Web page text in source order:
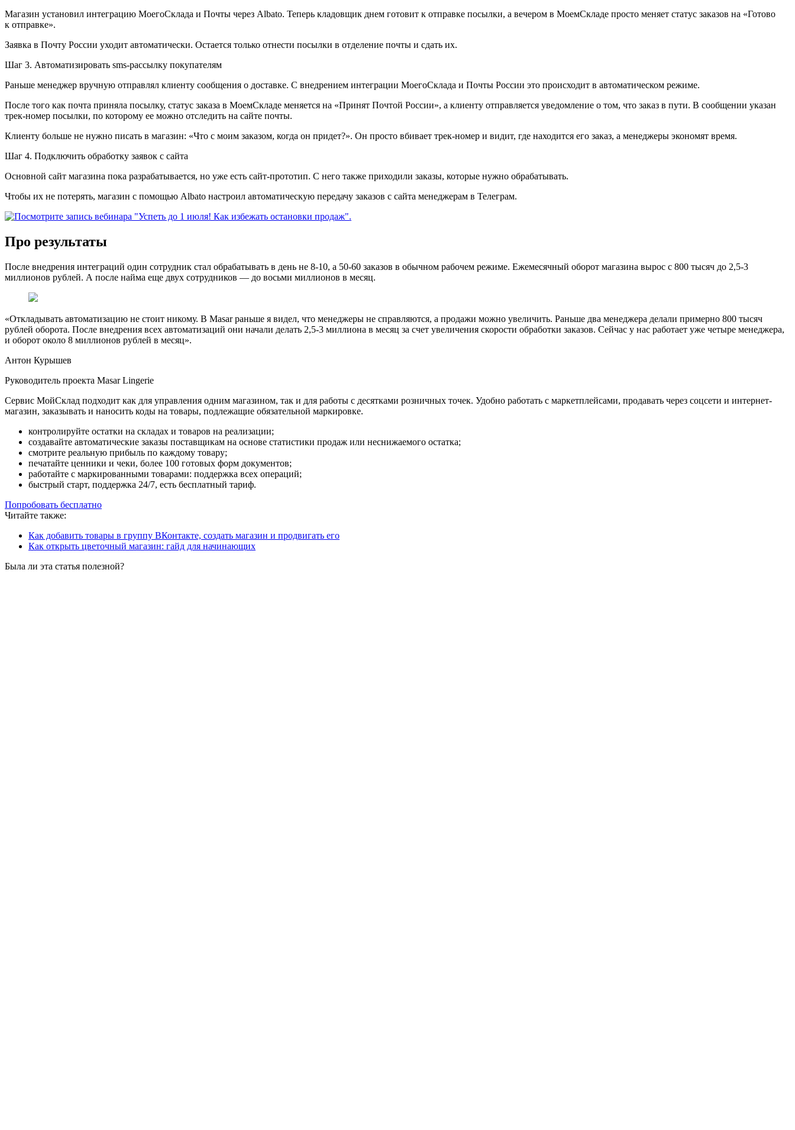
Магазин установил интеграцию МоегоСклада и Почты через Albato. Теперь кладовщик днем готовит к отправке посылки, а вечером в МоемСкладе просто меняет статус заказов на «Готово
к отправке».
Заявка в Почту России уходит автоматически. Остается только отнести посылки в отделение почты и сдать их.
Шаг 3. Автоматизировать sms-рассылку покупателям
Раньше менеджер вручную отправлял клиенту сообщения о доставке. С внедрением интеграции МоегоСклада и Почты России это происходит в автоматическом режиме.
После того как почта приняла посылку, статус заказа в МоемСкладе меняется на «Принят Почтой России», а клиенту отправляется уведомление о том, что заказ в пути. В сообщении указан
трек-номер посылки, по которому ее можно отследить на сайте почты.
Клиенту больше не нужно писать в магазин: «Что с моим заказом, когда он придет?». Он просто вбивает трек-номер и видит, где находится его заказ, а менеджеры экономят время.
Шаг 4. Подключить обработку заявок с сайта
Основной сайт магазина пока разрабатывается, но уже есть сайт-прототип. С него также приходили заказы, которые нужно обрабатывать.
Чтобы их не потерять, магазин с помощью Albato настроил автоматическую передачу заказов с сайта менеджерам в Телеграм.
Про результаты
После внедрения интеграций один сотрудник стал обрабатывать в день не 8-10, а 50-60 заказов в обычном рабочем режиме. Ежемесячный оборот магазина вырос с 800 тысяч до 2,5-3
миллионов рублей. А после найма еще двух сотрудников — до восьми миллионов в месяц.
«Откладывать автоматизацию не стоит никому. В Masar раньше я видел, что менеджеры не справляются, а продажи можно увеличить. Раньше два менеджера делали примерно 800 тысяч
рублей оборота. После внедрения всех автоматизаций они начали делать 2,5-3 миллиона в месяц за счет увеличения скорости обработки заказов. Сейчас у нас работает уже четыре менеджера,
и оборот около 8 миллионов рублей в месяц».
Антон Курышев
Руководитель проекта Masar Lingerie
Сервис МойСклад подходит как для управления одним магазином, так и для работы с десятками розничных точек. Удобно работать с маркетплейсами, продавать через соцсети и интернет-
магазин, заказывать и наносить коды на товары, подлежащие обязательной маркировке.
контролируйте остатки на складах и товаров на реализации;
создавайте автоматические заказы поставщикам на основе статистики продаж или неснижаемого остатка;
смотрите реальную прибыль по каждому товару;
печатайте ценники и чеки, более 100 готовых форм документов;
работайте с маркированными товарами: поддержка всех операций;
быстрый старт, поддержка 24/7, есть бесплатный тариф.
Попробовать бесплатно
Читайте также:
Как добавить товары в группу ВКонтакте, создать магазин и продвигать его
Как открыть цветочный магазин: гайд для начинающих
Была ли эта статья полезной?